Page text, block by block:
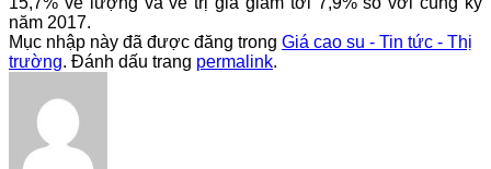
năm 2017.
Mục nhập này đã được đăng trong Giá cao su - Tin tức - Thị
trường. Đánh dấu trang permalink.